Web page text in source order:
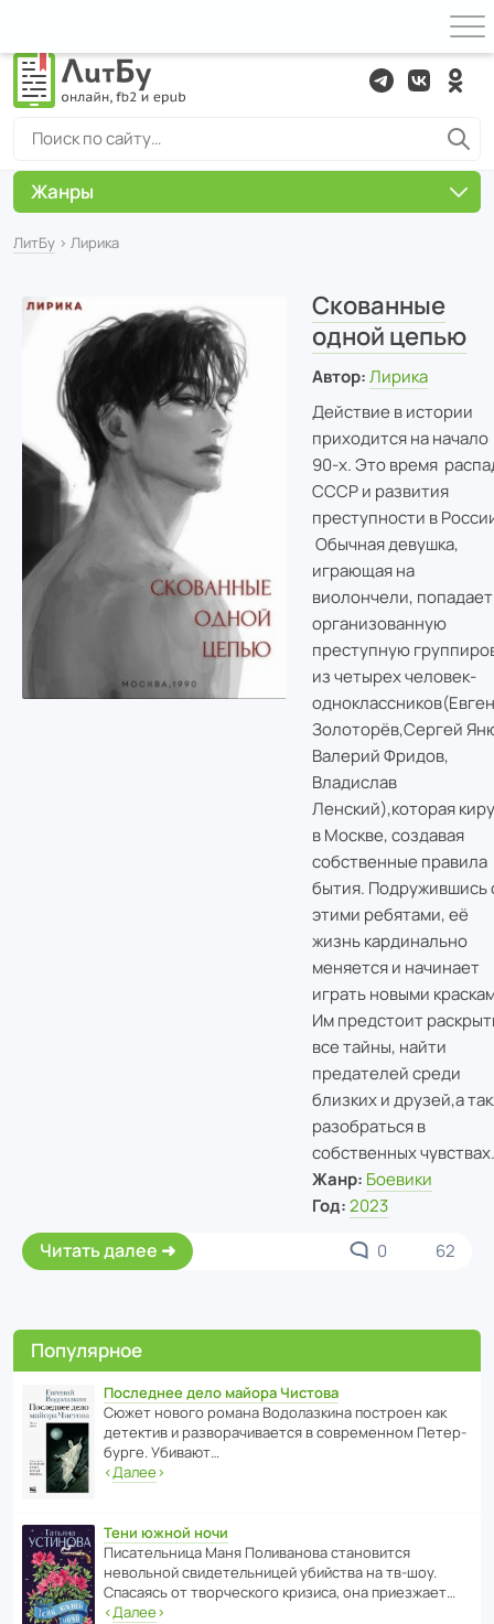
ЛитБу › Лирика
Скованные
одной цепью
Автор: Лирика
Действие в истории
приходится на начало
90-х. Это время
СССР и развития
преступности в
Обычная девушка,
играющая на
виолончели,
организованную
преступную
из четырех человек-
Золоторёв,Сергей
Валерий Фридов,
Владислав
Ленский),которая
в Москве, создавая
собственные правила
бытия. Подружившись
этими ребятами, её
жизнь кардинально
меняется и начинает
играть новыми
Им предстоит
все тайны, найти
предателей среди
близких и друзей,а
разобраться в
собственных чувствах.
Жанр: Боевики
Год: 2023
Читать далее 0 62
Жанры
Популярное
Последнее дело майора Чистова
Сюжет нового романа Водо­ла­з­кина пост­роен как
дете­ктив и разво­ра­чи­ва­ется в совре­менном Пете­р­
бурге. Убивают…
‹Далее›
Тени южной ночи
Писа­тель­ница Маня Поли­ва­нова стано­вится
невольной свиде­тель­ницей убийства на тв-шоу.
Спасаясь от твор­че­с­кого кризиса, она приезжает…
‹Далее›